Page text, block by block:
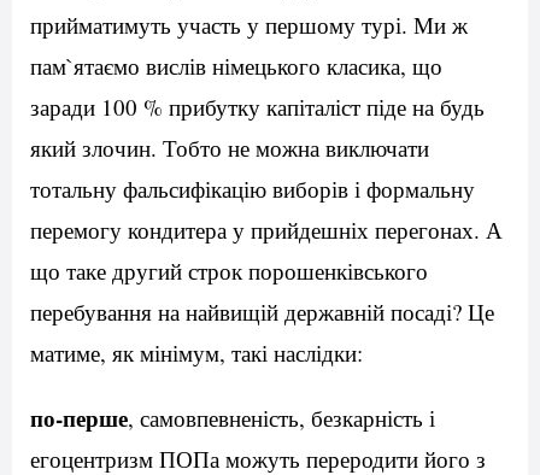
прийматимуть участь у першому турі. Ми ж
пам`ятаємо вислів німецького класика, що
заради 100 % прибутку капіталіст піде на будь
який злочин. Тобто не можна виключати
тотальну фальсифікацію виборів і формальну
перемогу кондитера у прийдешніх перегонах. А
що таке другий строк порошенківського
перебування на найвищій державній посаді? Це
матиме, як мінімум, такі наслідки:
по-перше, самовпевненість, безкарність і
егоцентризм ПОПа можуть переродити його з